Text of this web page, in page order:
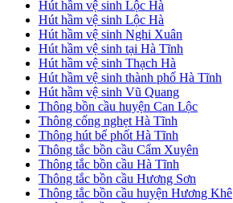
Hút hầm vệ sinh Lộc Hà
Hút hầm vệ sinh Lộc Hà
Hút hầm vệ sinh Nghi Xuân
Hút hầm vệ sinh tại Hà Tĩnh
Hút hầm vệ sinh Thạch Hà
Hút hầm vệ sinh thành phố Hà Tĩnh
Hút hầm vệ sinh Vũ Quang
Thông bồn cầu huyện Can Lộc
Thông cống nghẹt Hà Tĩnh
Thông hút bể phốt Hà Tĩnh
Thông tắc bồn cầu Cẩm Xuyên
Thông tắc bồn cầu Hà Tĩnh
Thông tắc bồn cầu Hương Sơn
Thông tắc bồn cầu huyện Hương Khê